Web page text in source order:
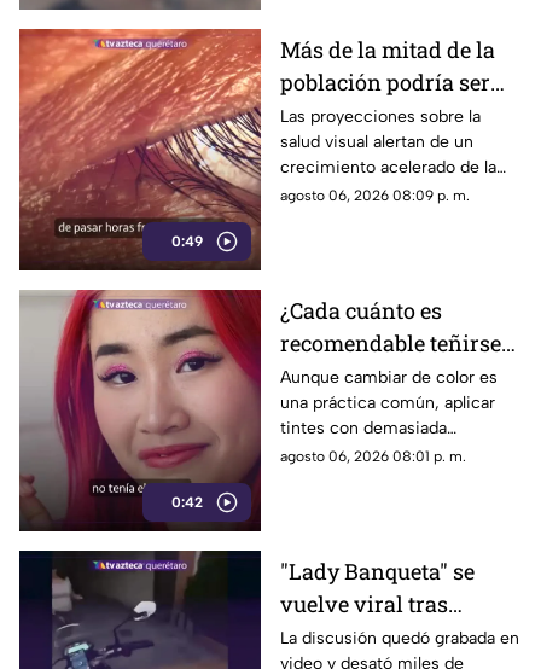
0:49
Más de la mitad de la
población podría ser
miope en 2050;
especialistas advierten
las causas
Las proyecciones sobre la
salud visual alertan de un
crecimiento acelerado de la
miopía y señalan que pasar
agosto 06, 2026 08:09 p. m.
0:42
¿Cada cuánto es
recomendable teñirse
el cabello?
Especialistas explican
por qué hacerlo
seguido puede dañarlo
Aunque cambiar de color es
una práctica común, aplicar
tintes con demasiada
frecuencia puede afectar la
agosto 06, 2026 08:01 p. m.
"Lady Banqueta" se
vuelve viral tras
confrontar a un
La discusión quedó grabada en
video y desató miles de